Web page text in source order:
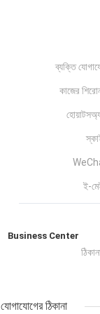
ব্যক্তি
কাজের
ই-
Business Center
যোগাযোগের ঠিকানা